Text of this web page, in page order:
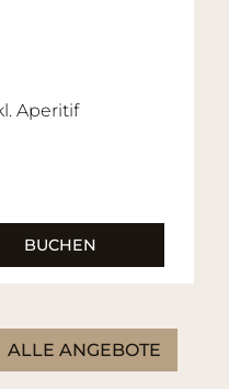
Aperitif
BUCHEN
ALLE ANGEBOTE